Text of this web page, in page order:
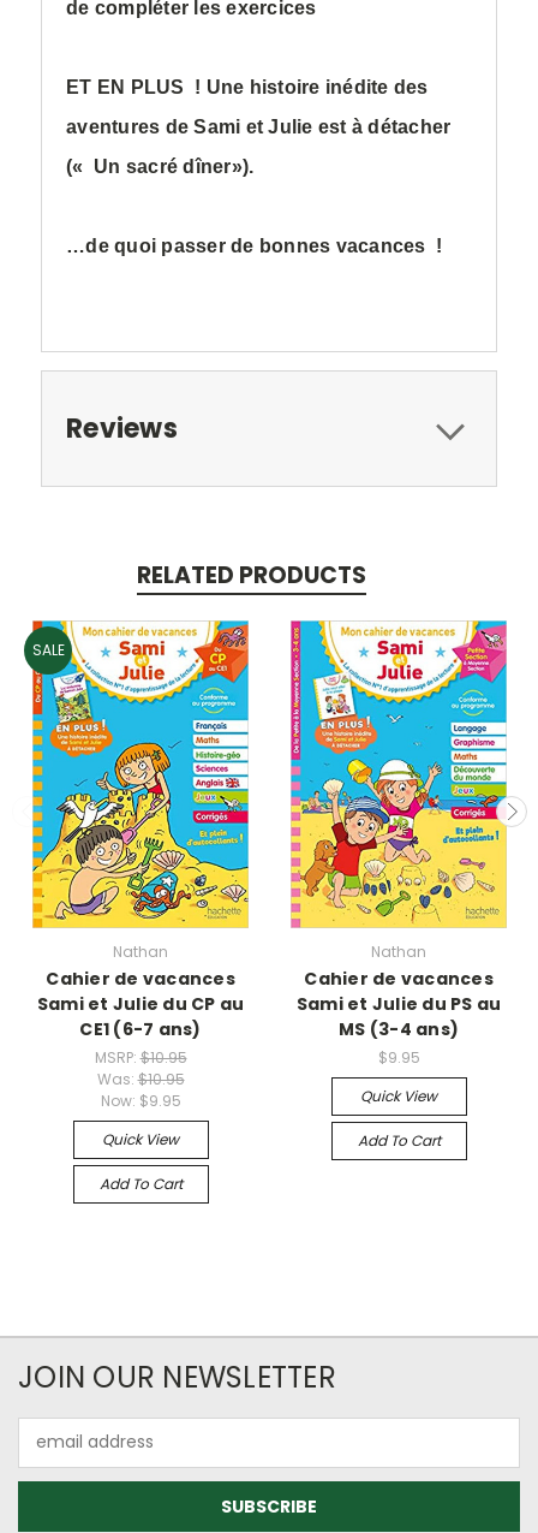
de compléter les exercices
ET EN PLUS ! Une histoire inédite des
aventures de Sami et Julie est à détacher
(« Un sacré dîner»).
…de quoi passer de bonnes vacances !
Reviews
RELATED PRODUCTS
SALE
Nathan
Cahier de vacances
Sami et Julie du CP au
CE1 (6-7 ans)
MSRP:$10.95
Was:$10.95
Now: $9.95
Quick View
Add To Cart
Nathan
Cahier de vacances
Sami et Julie du PS au
MS (3-4 ans)
$9.95
Quick View
Add To Cart
JOIN OUR NEWSLETTER
Address